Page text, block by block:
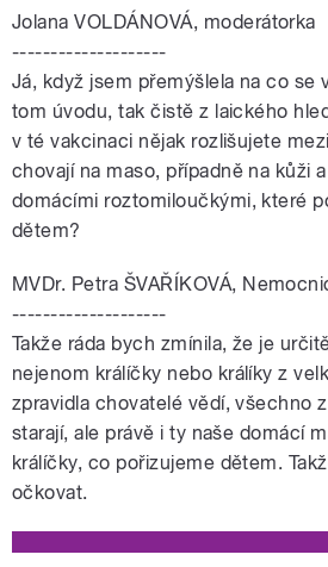
Jolana VOLDÁNOVÁ, moderátorka
--------------------
Já, když jsem přemýšlela na co se
tom úvodu, tak čistě z laického
v té vakcinaci nějak rozlišujete
chovají na maso, případně na kůži
domácími roztomiloučkými, které
dětem?
MVDr. Petra ŠVAŘÍKOVÁ,
--------------------
Takže ráda bych zmínila, že je
nejenom králíčky nebo králíky z
zpravidla chovatelé vědí, všechno
starají, ale právě i ty naše domácí
králíčky, co pořizujeme dětem.
očkovat.